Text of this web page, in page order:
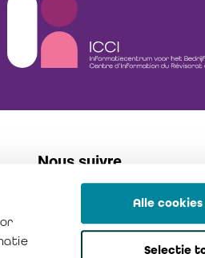
Alle
Selectie
Nous suivre
flickr